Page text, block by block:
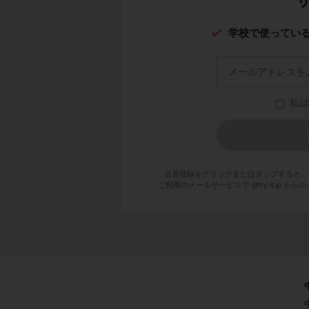
学校で使ってい
会員登録をクリックまたはタップすると、
ご利用のメールサービスで @try-it.jp から